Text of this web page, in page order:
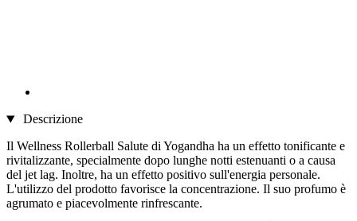
Descrizione
Il Wellness Rollerball Salute di Yogandha ha un effetto tonificante e
rivitalizzante, specialmente dopo lunghe notti estenuanti o a causa
del jet lag. Inoltre, ha un effetto positivo sull'energia personale.
L'utilizzo del prodotto favorisce la concentrazione. Il suo profumo è
agrumato e piacevolmente rinfrescante.